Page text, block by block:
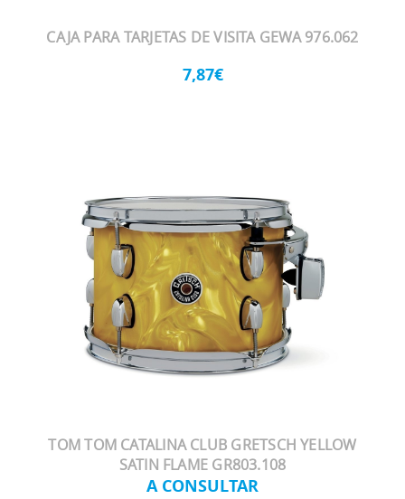
CAJA PARA TARJETAS DE VISITA GEWA 976.062
7,87€
TOM TOM CATALINA CLUB GRETSCH YELLOW
SATIN FLAME GR803.108
A CONSULTAR